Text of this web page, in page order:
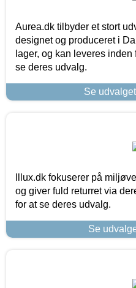
Aurea.dk tilbyder et stort
designet og produceret i
lager, og kan leveres
se deres udvalg.
Se
Illux.dk fokuserer på
og giver fuld returret via
for at se deres udvalg.
Se